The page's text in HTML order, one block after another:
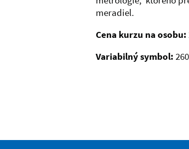
meradiel.
Cena kurzu na osobu:
Variabilný symbol: